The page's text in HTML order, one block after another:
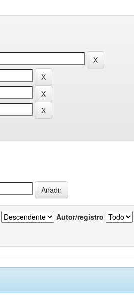
Autor/registro